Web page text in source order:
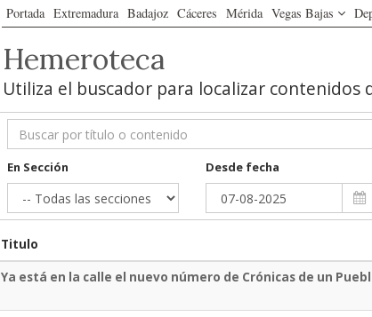
Portada Extremadura Badajoz Cáceres Mérida Vegas Bajas
Hemeroteca
Utiliza el buscador para localizar contenidos
En Sección Desde fecha
Titulo
Ya está en la calle el nuevo número de Crónicas de un